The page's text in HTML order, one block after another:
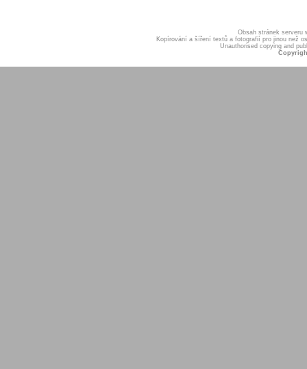
Obsah stránek serveru
Kopírování a šíření textů a fotografií pro jinou než
Unauthorised copying and